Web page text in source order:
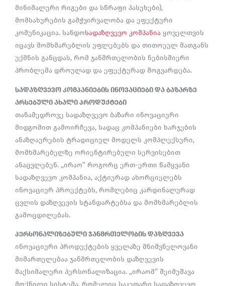
მინიმალური რიგები და სწრაფი პასუხები),
მომსახურების გამჭვირვალობა და ეფექტური
კომუნიკაცია. სანდოსადაზღვევო კომპანია ყოველთვის
იცავს მომხმარებლის უფლებებს და თითოეულ მათგანს
უქმნის განცდას, რომ ჯანმრთელობის ნებისმიერი
პრობლემა დროულად და ეფექტურად მოგვარდება.
სადაზღვევო კომპანიების ინოვაციები და ბაზარზე
არსებული ახალი პროდუქტები
თანამედროვე სადაზღვევო ბაზარი ინოვაციური
მიდგომით გამოირჩევა, სადაც კომპანიები ხარჯების
ანაზღაურების ტრადიციულ მოდელს კომპლექსური,
მომხმარებელზე ორიენტირებული სერვისებით
ანაცვლებენ. ,,ირაო’’ როგორც ერთ-ერთი წამყვანი
სადაზღვევო კომპანია, აქტიურად ახორციელებს
ინოვაციურ პროექტებს, რომლებიც კარდინალურად
ცვლის დაზღვევის სტანდარტებსა და მომხმარებლის
გამოცდილებას.
პერსონალიზებული ჯანმრთელობის დაზღვევა
ინოვაციური პროდუქტების ყველაზე მნიშვნელოვანი
მიმართულებაა ჯანმრთელობის დაზღვევის
მაქსიმალური პერსონალიზაცია. ,,ირაომ’’ შეიმუშავა